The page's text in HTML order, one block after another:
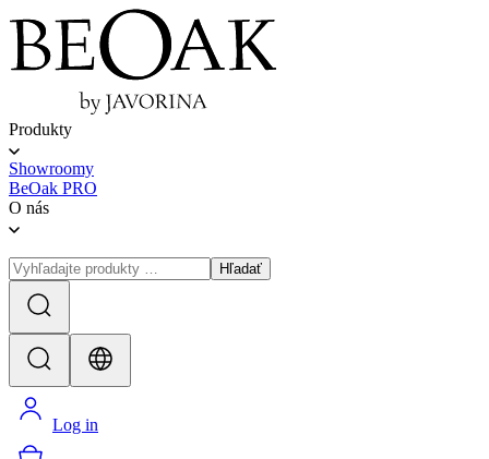
Produkty
Showroomy
BeOak PRO
O nás
Hľadať
Log in